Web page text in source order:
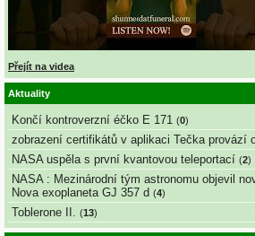
Přejít na videa
Aktuality
Končí kontroverzní éčko E 171 (0)
zobrazení certifikátů v aplikaci Tečka provází
NASA uspěla s první kvantovou teleportací (2)
NASA : Mezinárodní tým astronomu objevil
Nova exoplaneta GJ 357 d (4)
Toblerone II. (13)